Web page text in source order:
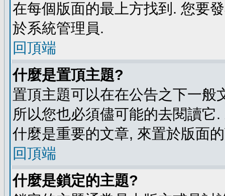
在每個版面的最上方找到. 您要
於系統管理員.
回頂端
什麼是置頂主題?
置頂主題可以在在公告之下一般
所以您也必須儘可能的去閱讀
什麼是重要的文章, 來置於版面
回頂端
什麼是鎖定的主題?